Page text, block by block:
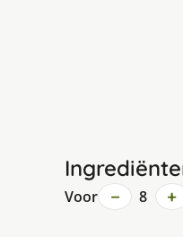
Voor − 8 +